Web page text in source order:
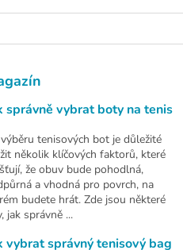
správně vybrat boty na tenis
tenisových bot je důležité
několik klíčových faktorů, které
že obuv bude pohodlná,
a vhodná pro povrch, na
budete hrát. Zde jsou některé
jak správně ...
vybrat správný tenisový bag